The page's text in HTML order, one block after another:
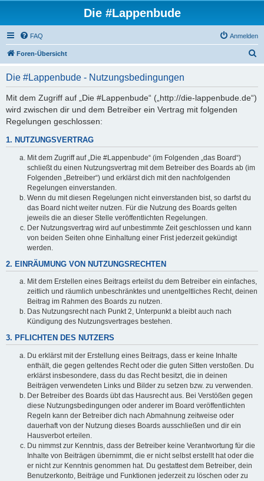
Die #Lappenbude
FAQ Anmelden
Foren-Übersicht
Die #Lappenbude - Nutzungsbedingungen
Mit dem Zugriff auf „Die #Lappenbude“ („http://die-lappenbude.de“)
wird zwischen dir und dem Betreiber ein Vertrag mit folgenden
Regelungen geschlossen:
1. NUTZUNGSVERTRAG
Mit dem Zugriff auf „Die #Lappenbude“ (im Folgenden „das Board“)
schließt du einen Nutzungsvertrag mit dem Betreiber des Boards ab (im
Folgenden „Betreiber“) und erklärst dich mit den nachfolgenden
Regelungen einverstanden.
Wenn du mit diesen Regelungen nicht einverstanden bist, so darfst du
das Board nicht weiter nutzen. Für die Nutzung des Boards gelten
jeweils die an dieser Stelle veröffentlichten Regelungen.
Der Nutzungsvertrag wird auf unbestimmte Zeit geschlossen und kann
von beiden Seiten ohne Einhaltung einer Frist jederzeit gekündigt
werden.
2. EINRÄUMUNG VON NUTZUNGSRECHTEN
Mit dem Erstellen eines Beitrags erteilst du dem Betreiber ein einfaches,
zeitlich und räumlich unbeschränktes und unentgeltliches Recht, deinen
Beitrag im Rahmen des Boards zu nutzen.
Das Nutzungsrecht nach Punkt 2, Unterpunkt a bleibt auch nach
Kündigung des Nutzungsvertrages bestehen.
3. PFLICHTEN DES NUTZERS
Du erklärst mit der Erstellung eines Beitrags, dass er keine Inhalte
enthält, die gegen geltendes Recht oder die guten Sitten verstoßen. Du
erklärst insbesondere, dass du das Recht besitzt, die in deinen
Beiträgen verwendeten Links und Bilder zu setzen bzw. zu verwenden.
Der Betreiber des Boards übt das Hausrecht aus. Bei Verstößen gegen
diese Nutzungsbedingungen oder anderer im Board veröffentlichten
Regeln kann der Betreiber dich nach Abmahnung zeitweise oder
dauerhaft von der Nutzung dieses Boards ausschließen und dir ein
Hausverbot erteilen.
Du nimmst zur Kenntnis, dass der Betreiber keine Verantwortung für die
Inhalte von Beiträgen übernimmt, die er nicht selbst erstellt hat oder die
er nicht zur Kenntnis genommen hat. Du gestattest dem Betreiber, dein
Benutzerkonto, Beiträge und Funktionen jederzeit zu löschen oder zu